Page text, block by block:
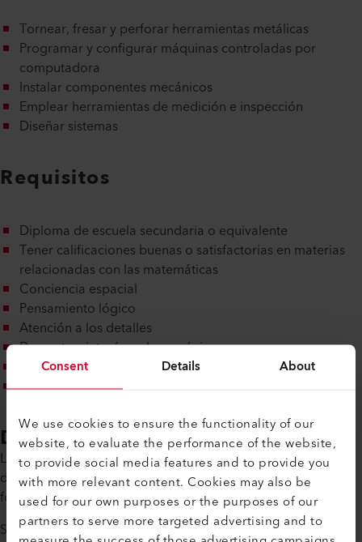
Consent Details About
We use cookies to ensure the functionality of our
website, to evaluate the performance of the website,
to provide social media features and to provide you
with more relevant content. Cookies may also be
used for our own purposes or the purposes of our
partners to serve more targeted advertising and to
Tornear, fresar y perforar herramientas metálicas
Programar y configurar máquinas controladas por
computadora
Instalar componentes mecánicos
Emplear herramientas de medición e inspección
Diseñar sistemas
Requisitos
Diploma de escuela secundaria o equivalente
Tener calificaciones buenas o satisfactorias en materias
relacionadas con las matemáticas
Conciencia espacial
Pensamiento lógico
Atención a los detalles
Demostrar interés en la mecánica
Habilidades manuales
Una fuerte capacidad de concentración
Duración del entrenamiento
La formación básica profesional como mecánico polivalente
dura cuatro años y termina con un diploma federal suizo de
formación profesional.
Su programa de formación de cuatro años se adaptará a su